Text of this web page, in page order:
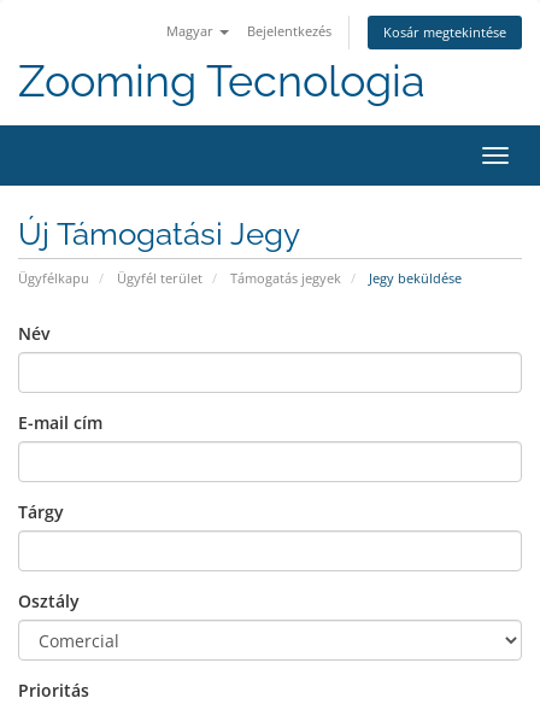
Magyar Bejelentkezés Kosár megtekintése
Zooming Tecnologia
a
Új Támogatási Jegy
Ügyfélkapu Ügyfél terület Támogatás jegyek Jegy beküldése
Név
E-mail cím
Tárgy
Osztály
Prioritás